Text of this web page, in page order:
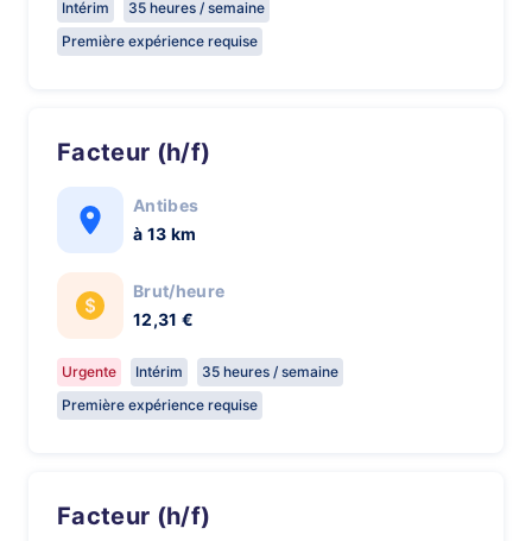
Intérim
35 heures / semaine
Première expérience requise
Facteur (h/f)
Antibes
à 13 km
Brut/heure
12,31 €
Urgente Intérim
35 heures / semaine
Première expérience requise
Facteur (h/f)